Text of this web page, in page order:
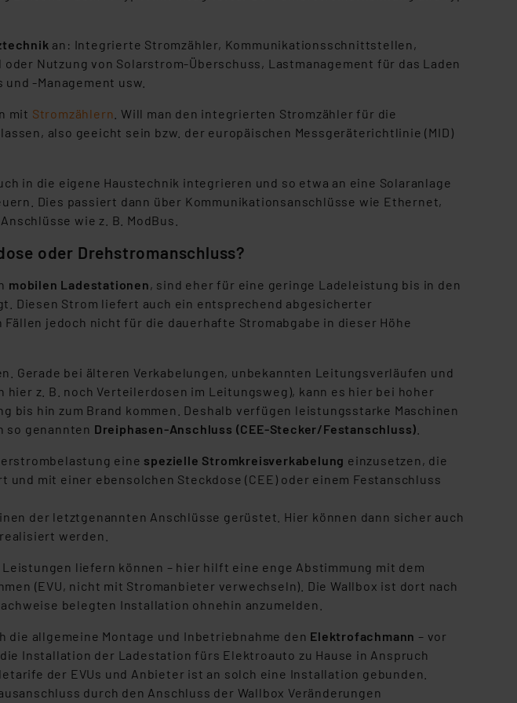
bedeutet, dass die USA als Land mit unzureichendem
Klagemöglichkeiten für Europäer bestehen.
der Europäischen
insbesondere der Art der übermittelten
an: Integrierte Stromzähler, Kommunikationsschnittstellen,
Nutzung von Solarstrom-Überschuss, Lastmanagement für das Laden
-Management usw.
mit Stromzählern . Will man den integrierten Stromzähler für die
also geeicht sein bzw. der europäischen Messgeräterichtlinie (MID)
in die eigene Haustechnik integrieren und so etwa an eine Solaranlage
Dies passiert dann über Kommunikationsanschlüsse wie Ethernet,
wie z. B. ModBus.
oder Drehstromanschluss?
mobilen Ladestationen, sind eher für eine geringe Ladeleistung bis in den
Diesen Strom liefert auch ein entsprechend abgesicherter
jedoch nicht für die dauerhafte Stromabgabe in dieser Höhe
Gerade bei älteren Verkabelungen, unbekannten Leitungsverläufen und
z. B. noch Verteilerdosen im Leitungsweg), kann es hier bei hoher
bis hin zum Brand kommen. Deshalb verfügen leistungsstarke Maschinen
so genannten Dreiphasen-Anschluss (CEE-Stecker/Festanschluss)
eine spezielle Stromkreisverkabelung einzusetzen, die
mit einer ebensolchen Steckdose (CEE) oder einem Festanschluss
der letztgenannten Anschlüsse gerüstet. Hier können dann sicher auch
werden.
liefern können – hier hilft eine enge Abstimmung mit dem
(EVU, nicht mit Stromanbieter verwechseln). Die Wallbox ist dort nach
belegten Installation ohnehin anzumelden.
allgemeine Montage und Inbetriebnahme den Elektrofachmann – vor
Installation der Ladestation fürs Elektroauto zu Hause in Anspruch
der EVUs und Anbieter ist an solch eine Installation gebunden.
durch den Anschluss der Wallbox Veränderungen